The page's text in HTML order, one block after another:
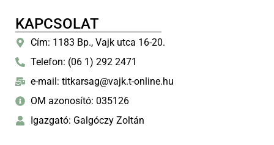
KAPCSOLAT
Cím: 1183 Bp., Vajk utca 16-20.
Telefon: (06 1) 292 2471
e-mail: titkarsag@vajk.t-online.hu
OM azonosító: 035126
Igazgató: Galgóczy Zoltán